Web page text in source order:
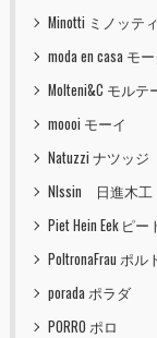
Minotti ミノッティ
moda en casa モ
Molteni&C モルテ
moooi モーイ
Natuzzi ナツッジ
NIssin 日進木工
Piet Hein Eek ピ
PoltronaFrau ポ
porada ポラダ
PORRO ポロ